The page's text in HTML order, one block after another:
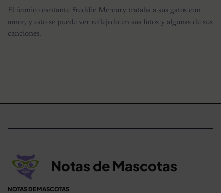
El íconico cantante Freddie Mercury trataba a sus gatos con
amor, y esto se puede ver reflejado en sus fotos y algunas de sus
canciones.
Notas de Mascotas
NOTAS DE MASCOTAS